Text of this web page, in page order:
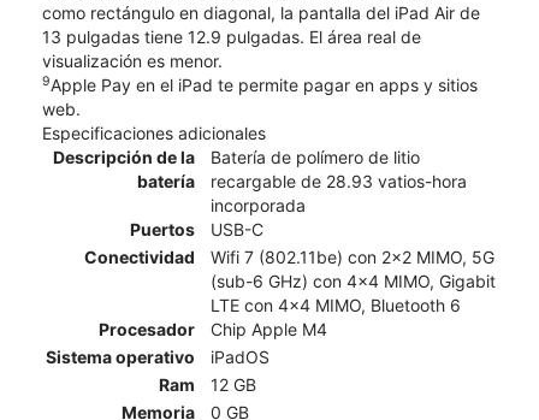
como rectángulo en diagonal, la pantalla del iPad Air de
13 pulgadas tiene 12.9 pulgadas. El área real de
visualización es menor.
9Apple Pay en el iPad te permite pagar en apps y sitios
web.
Especificaciones adicionales
Descripción de la
batería
Batería de polímero de litio
recargable de 28.93 vatios-hora
incorporada
Puertos
USB-C
Conectividad
Wifi 7 (802.11be) con 2x2 MIMO, 5G
(sub-6 GHz) con 4x4 MIMO, Gigabit
LTE con 4x4 MIMO, Bluetooth 6
Procesador
Chip Apple M4
Sistema operativo
iPadOS
Ram
12 GB
Memoria
0 GB